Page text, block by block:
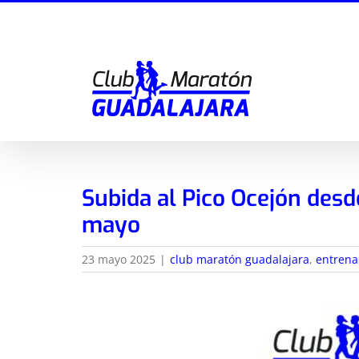
Subida al Pico Ocejón
mayo
23 mayo 2025 | club maratón guadalajara,